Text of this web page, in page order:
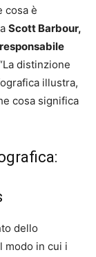
cosa è
Scott Barbour,
distinzione
illustra,
cosa significa
dello
modo in cui i